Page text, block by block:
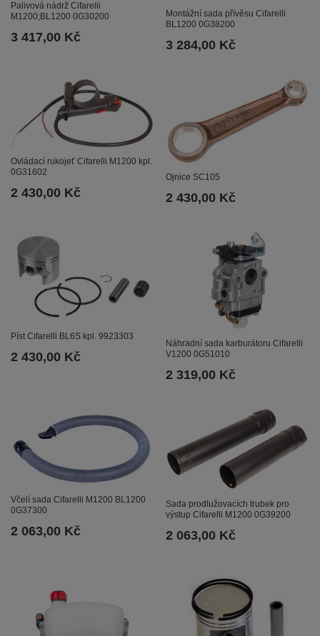
Palivová nádrž Cifarelli
M1200;BL1200 0G30200
3 417,00 Kč
Montážní sada přívěsu Cifarelli
BL1200 0G38200
3 284,00 Kč
Ovládací rukojeť Cifarelli M1200 kpl.
0G31602
2 430,00 Kč
Ojnice SC105
2 430,00 Kč
Píst Cifarelli BL6S kpl. 9923303
2 430,00 Kč
Náhradní sada karburátoru Cifarelli
V1200 0G51010
2 319,00 Kč
Včelí sada Cifarelli M1200 BL1200
0G37300
2 063,00 Kč
Sada prodlužovacích trubek pro
výstup Cifarelli M1200 0G39200
2 063,00 Kč